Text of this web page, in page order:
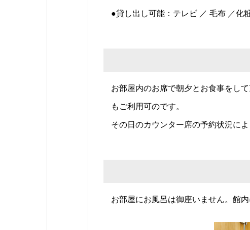
●貸し出し可能：テレビ ／ 毛布 ／化
お部屋内のお席で朝夕とお食事をし
もご利用可のです。
その日のカウンター席の予約状況に
お部屋にお風呂は御座いません。館